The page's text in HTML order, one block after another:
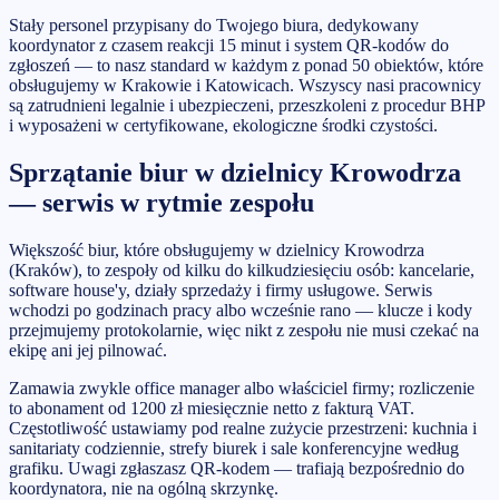
Stały personel przypisany do Twojego biura, dedykowany
koordynator z czasem reakcji 15 minut i system QR-kodów do
zgłoszeń — to nasz standard w każdym z ponad 50 obiektów, które
obsługujemy w Krakowie i Katowicach. Wszyscy nasi pracownicy
są zatrudnieni legalnie i ubezpieczeni, przeszkoleni z procedur BHP
i wyposażeni w certyfikowane, ekologiczne środki czystości.
Sprzątanie biur w dzielnicy Krowodrza
— serwis w rytmie zespołu
Większość biur, które obsługujemy w dzielnicy Krowodrza
(Kraków), to zespoły od kilku do kilkudziesięciu osób: kancelarie,
software house'y, działy sprzedaży i firmy usługowe. Serwis
wchodzi po godzinach pracy albo wcześnie rano — klucze i kody
przejmujemy protokolarnie, więc nikt z zespołu nie musi czekać na
ekipę ani jej pilnować.
Zamawia zwykle office manager albo właściciel firmy; rozliczenie
to abonament od 1200 zł miesięcznie netto z fakturą VAT.
Częstotliwość ustawiamy pod realne zużycie przestrzeni: kuchnia i
sanitariaty codziennie, strefy biurek i sale konferencyjne według
grafiku. Uwagi zgłaszasz QR-kodem — trafiają bezpośrednio do
koordynatora, nie na ogólną skrzynkę.